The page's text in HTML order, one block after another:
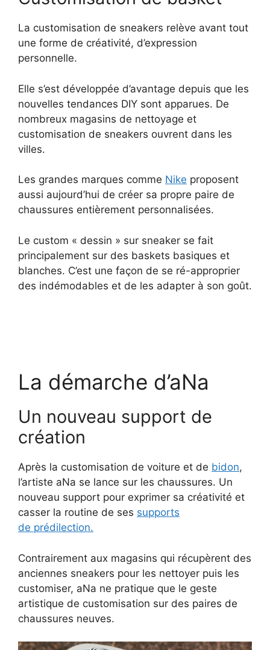
La customisation de sneakers relève avant tout
une forme de créativité, d’expression
personnelle.
Elle s’est développée d’avantage depuis que les
nouvelles tendances DIY sont apparues. De
nombreux magasins de nettoyage et
customisation de sneakers ouvrent dans les
villes.
Les grandes marques comme Nike proposent
aussi aujourd’hui de créer sa propre paire de
chaussures entièrement personnalisées.
Le custom « dessin » sur sneaker se fait
principalement sur des baskets basiques et
blanches. C’est une façon de se ré-approprier
des indémodables et de les adapter à son goût.
La démarche d’aNa
Un nouveau support de
création
Après la customisation de voiture et de bidon,
l’artiste aNa se lance sur les chaussures. Un
nouveau support pour exprimer sa créativité et
casser la routine de ses supports
de prédilection.
Contrairement aux magasins qui récupèrent des
anciennes sneakers pour les nettoyer puis les
customiser, aNa ne pratique que le geste
artistique de customisation sur des paires de
chaussures neuves.